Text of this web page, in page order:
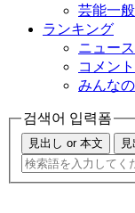
芸能一般
ランキング
ニュース
コメント
みんな
검색어 입력폼
見出し or 本文